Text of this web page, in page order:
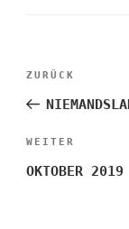
Vorheriger
Beitrag
ZURÜCK
Nächster
Beitrag
WEITER
OKTOBER 2019